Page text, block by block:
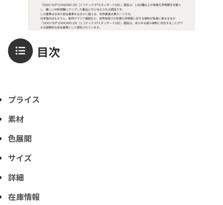
目次
プライス
素材
色展開
サイズ
詳細
在庫情報